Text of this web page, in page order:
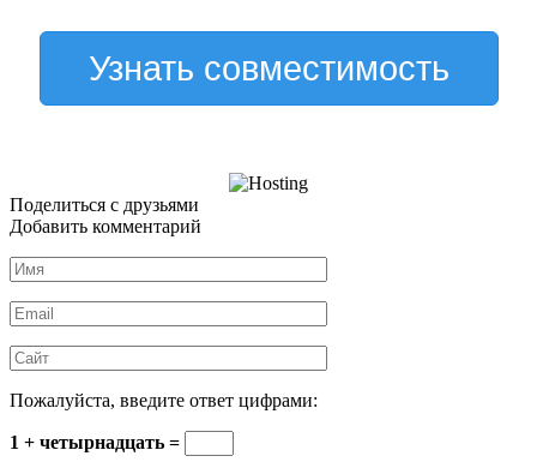
Поделиться с друзьями
Добавить комментарий
Имя
*
Email
*
Сайт
Пожалуйста, введите ответ цифрами:
1 + четырнадцать =